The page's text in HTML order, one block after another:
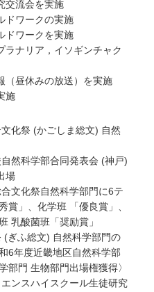
交流会を実施
ドワークの実施
ドワークを実施
ラナリア，イソギンチャク
（昼休みの放送）を実施
施
化祭 (かごしま総文) 自然
然科学部合同発表会 (神戸)
場
文化祭自然科学部門に6テ
賞」、化学班 「優良賞」、
乳酸菌班「奨励賞」
(ぎふ総文) 自然科学部門の
6年度近畿地区自然科学部
部門 生物部門出場権獲得〉
ンスハイスクール生徒研究